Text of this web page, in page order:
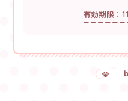
有効期限：